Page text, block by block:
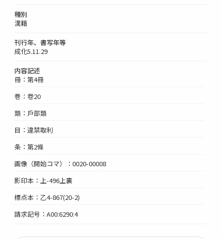
種別
漢籍
刊行年、書写年等
成化5.11.29
内容記述
冊：第4冊
巻：卷20
類：戶部類
目：違禁取利
条：第2條
画像（開始コマ）：0020-00008
影印本：上-496上裏
標点本：乙4-867(20-2)
請求記号：A00:6290:4